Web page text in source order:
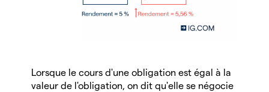
Lorsque le cours d'une obligation est égal à la
valeur de l'obligation, on dit qu'elle se négocie